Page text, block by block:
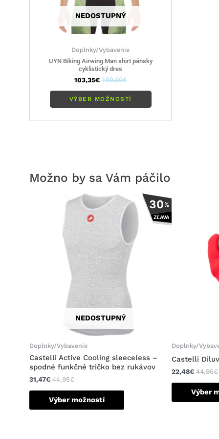
NEDOSTUPNÝ
Doplnky/Vybavenie
UYN Biking Airwing Man shirt pánsky
cyklistický dres
103,35€ 159,00€
VÝBER MOŽNOSTÍ
Možno by sa Vám páčilo
30%
ZĽAVA
NEDOSTUPNÝ
Doplnky/Vybavenie
Castelli Active Cooling sleeceless –
spodné funkčné tričko bez rukávov
31,47€ 44,95€
Výber možností
Tento
produkt
viacero
variantov.
Možnosti
si
vybrať
na
stránke
produktu.
Doplnky/
Castelli
22,48€ 44,95€
Výber